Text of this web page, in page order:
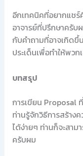
อีกเทคนิคที่อยากแช
อาจารย์ที่ปรึกษาครับ
กับคำถามที่อาจเกิดขึ้
ประเด็นเพื่อทำให้พว
บทสรุป
การเขียน Proposal
ท่านรู้จักวิธีการสร้างค
ได้ง่ายๆ ท่านก็จะสาม
ครับผม